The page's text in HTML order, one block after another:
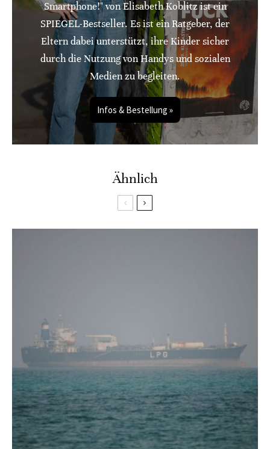
Smartphone!" von Elisabeth Koblitz ist ein
SPIEGEL-Bestseller. Es ist ein Ratgeber, der
Eltern dabei unterstützt, ihre Kinder sicher
durch die Nutzung von Handys und sozialen
Medien zu begleiten.
Infos & Bestellung »
Ähnlich